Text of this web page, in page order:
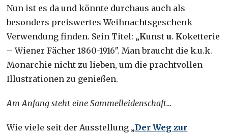
Nun ist es da und könnte durchaus auch als
besonders preiswertes Weihnachtsgeschenk
Verwendung finden. Sein Titel: „Kunstu. Koketterie
– Wiener Fächer 1860-1916″. Man braucht die k.u.k.
Monarchie nicht zu lieben, um die prachtvollen
Illustrationen zu genießen.
Am Anfang steht eine Sammelleidenschaft…
Wie viele seit der Ausstellung „Der Weg zur